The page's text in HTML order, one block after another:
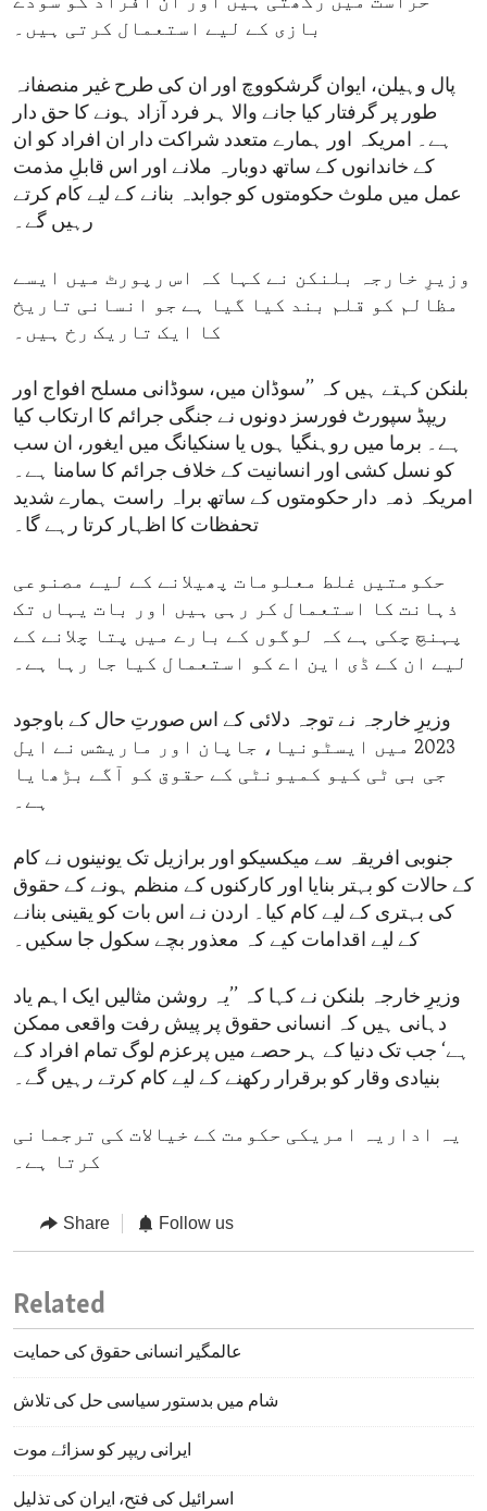
بازی کے لیے استعمال کرتی ہیں۔
پال وہیلن، ایوان گرشکووچ اور ان کی طرح غیر منصفانہ
طور پر گرفتار کیا جانے والا ہر فرد آزاد ہونے کا حق دار
ہے۔ امریکہ اور ہمارے متعدد شراکت دار ان افراد کو ان
کے خاندانوں کے ساتھ دوبارہ ملانے اور اس قابلِ مذمت
عمل میں ملوث حکومتوں کو جوابدہ بنانے کے لیے کام کرتے
رہیں گے۔
وزیرِ خارجہ بلنکن نے کہا کہ اس رپورٹ میں ایسے
مظالم کو قلم بند کیا گیا ہے جو انسانی تاریخ
کا ایک تاریک رخ ہیں۔
بلنکن کہتے ہیں کہ ’’سوڈان میں، سوڈانی مسلح افواج اور
ریپڈ سپورٹ فورسز دونوں نے جنگی جرائم کا ارتکاب کیا
ہے۔ برما میں روہنگیا ہوں یا سنکیانگ میں ایغور، ان سب
کو نسل کشی اور انسانیت کے خلاف جرائم کا سامنا ہے۔
امریکہ ذمہ دار حکومتوں کے ساتھ براہ راست ہمارے شدید
تحفظات کا اظہار کرتا رہے گا۔
حکومتیں غلط معلومات پھیلانے کے لیے مصنوعی
ذہانت کا استعمال کر رہی ہیں اور بات یہاں تک
پہنچ چکی ہے کہ لوگوں کے بارے میں پتا چلانے کے
لیے ان کے ڈی این اے کو استعمال کیا جا رہا ہے۔
وزیرِ خارجہ نے توجہ دلائی کے اس صورتِ حال کے باوجود
2023 میں ایسٹونیا، جاپان اور ماریشس نے ایل
جی بی ٹی کیو کمیونٹی کے حقوق کو آگے بڑھایا
ہے۔
جنوبی افریقہ سے میکسیکو اور برازیل تک یونینوں نے کام
کے حالات کو بہتر بنایا اور کارکنوں کے منظم ہونے کے حقوق
کی بہتری کے لیے کام کیا۔ اردن نے اس بات کو یقینی بنانے
کے لیے اقدامات کیے کہ معذور بچے سکول جا سکیں۔
وزیرِ خارجہ بلنکن نے کہا کہ ’’یہ روشن مثالیں ایک اہم یاد
دہانی ہیں کہ انسانی حقوق پر پیش رفت واقعی ممکن
ہے‘ جب تک دنیا کے ہر حصے میں پرعزم لوگ تمام افراد کے
بنیادی وقار کو برقرار رکھنے کے لیے کام کرتے رہیں گے۔
یہ اداریہ امریکی حکومت کے خیالات کی ترجمانی
کرتا ہے۔
Share Follow us
Related
عالمگیر انسانی حقوق کی حمایت
شام میں بدستور سیاسی حل کی تلاش
ایرانی ریپر کو سزائے موت
اسرائیل کی فتح، ایران کی تذلیل